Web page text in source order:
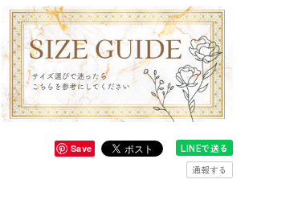
Save
LINEで送る
通報する